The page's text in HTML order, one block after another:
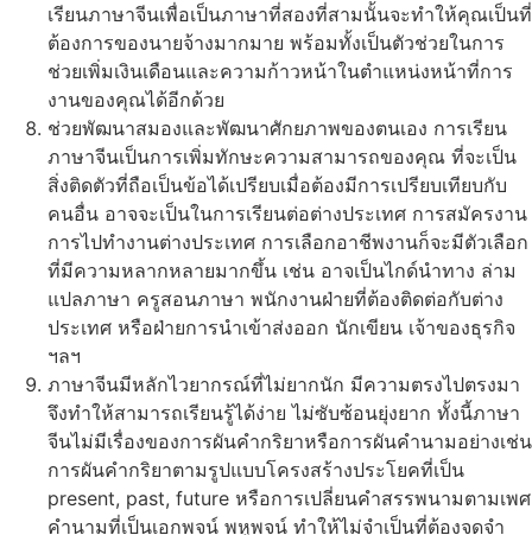
เรียนภาษาจีนเพื่อเป็นภาษาที่สองที่สามนั้นจะทำให้คุณเป็นที่
ต้องการของนายจ้างมากมาย พร้อมทั้งเป็นตัวช่วยในการ
ช่วยเพิ่มเงินเดือนและความก้าวหน้าในตำแหน่งหน้าที่การ
งานของคุณได้อีกด้วย
ช่วยพัฒนาสมองและพัฒนาศักยภาพของตนเอง การเรียน
ภาษาจีนเป็นการเพิ่มทักษะความสามารถของคุณ ที่จะเป็น
สิ่งติดตัวที่ถือเป็นข้อได้เปรียบเมื่อต้องมีการเปรียบเทียบกับ
คนอื่น อาจจะเป็นในการเรียนต่อต่างประเทศ การสมัครงาน
การไปทำงานต่างประเทศ การเลือกอาชีพงานก็จะมีตัวเลือก
ที่มีความหลากหลายมากขึ้น เช่น อาจเป็นไกด์นำทาง ล่าม
แปลภาษา ครูสอนภาษา พนักงานฝ่ายที่ต้องติดต่อกับต่าง
ประเทศ หรือฝ่ายการนำเข้าส่งออก นักเขียน เจ้าของธุรกิจ
ฯลฯ
ภาษาจีนมีหลักไวยากรณ์ที่ไม่ยากนัก มีความตรงไปตรงมา
จึงทำให้สามารถเรียนรู้ได้ง่าย ไม่ซับซ้อนยุ่งยาก ทั้งนี้ภาษา
จีนไม่มีเรื่องของการผันคำกริยาหรือการผันคำนามอย่างเช่น
การผันคำกริยาตามรูปแบบโครงสร้างประโยคที่เป็น
present, past, future หรือการเปลี่ยนคำสรรพนามตามเพศ
คำนามที่เป็นเอกพจน์ พหูพจน์ ทำให้ไม่จำเป็นที่ต้องจดจำ